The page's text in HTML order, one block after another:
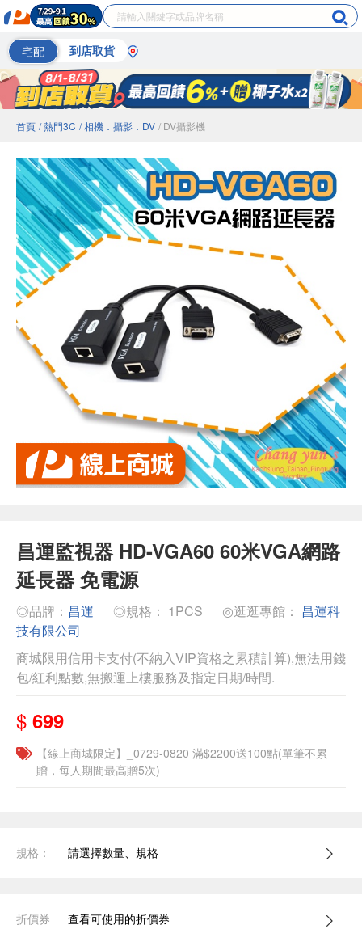
宅配 到店取貨
首頁 / 熱門3C / 相機．攝影．DV / DV攝影機
昌運監視器 HD-VGA60 60米VGA網路
延長器 免電源
◎品牌： 昌運 ◎規格： 1PCS ◎逛逛專館： 昌運科
技有限公司
商城限用信用卡支付(不納入VIP資格之累積計算),無法用錢
包/紅利點數,無搬運上樓服務及指定日期/時間.
$ 699
【線上商城限定】_0729-0820 滿$2200送100點(單筆不累
贈，每人期間最高贈5次)
規格： 請選擇數量、規格
折價券 查看可使用的折價券